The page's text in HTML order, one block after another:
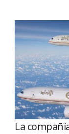
La